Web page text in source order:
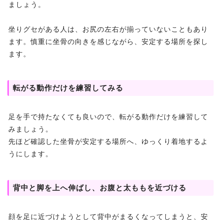
ましょう。
坐りグセがある人は、お尻の左右が揃っていないこともあり
ます。慎重に坐骨の向きを感じながら、安定する場所を探し
ます。
転がる動作だけを練習してみる
足を手で持たなくても良いので、転がる動作だけを練習して
みましょう。
先ほど確認した坐骨が安定する場所へ、ゆっくり着地するよ
うにします。
背中と脚を上へ伸ばし、お腹と太ももを近づける
顔を足に近づけようとして背中がまるくなってしまうと、安